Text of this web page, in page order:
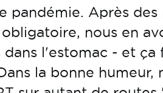
pandémie. Après des
nous en
dans l'estomac - et ça
la bonne humeur,